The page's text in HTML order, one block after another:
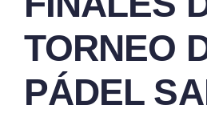
TORNEO
PÁDEL